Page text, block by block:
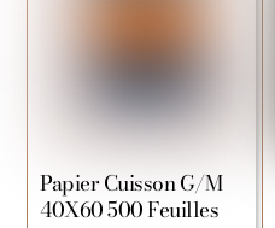
Papier Cuisson G/M
40X60 500 Feuilles